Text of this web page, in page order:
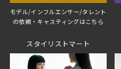
モデル/インフルエンサー/タレント
の依頼・キャスティングはこちら
スタイリストマート